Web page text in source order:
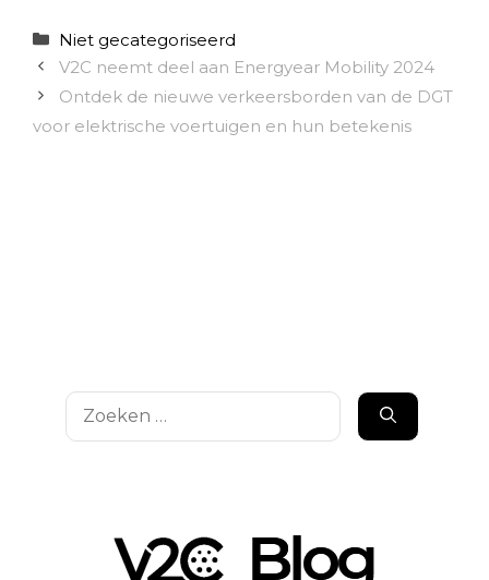
Categorieën
Niet gecategoriseerd
V2C neemt deel aan Energyear Mobility 2024
Ontdek de nieuwe verkeersborden van de DGT
voor elektrische voertuigen en hun betekenis
Zoek
naar: